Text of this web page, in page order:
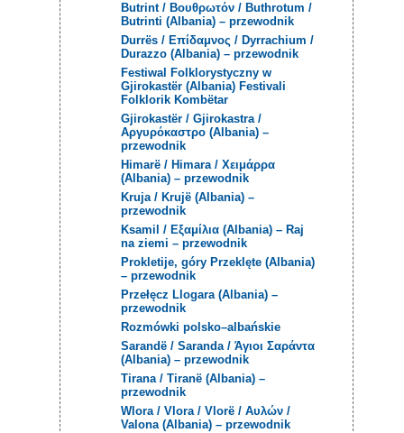
Butrint / Βουθρωτόν / Buthrotum /
Butrinti (Albania) – przewodnik
Durrës / Επίδαμνος / Dyrrachium /
Durazzo (Albania) – przewodnik
Festiwal Folklorystyczny w
Gjirokastër (Albania) Festivali
Folklorik Kombëtar
Gjirokastёr / Gjirokastra /
Αργυρόκαστρο (Albania) –
przewodnik
Himarë / Himara / Χειμάρρα
(Albania) – przewodnik
Kruja / Krujë (Albania) –
przewodnik
Ksamil / Εξαμίλια (Albania) – Raj
na ziemi – przewodnik
Prokletije, góry Przeklęte (Albania)
– przewodnik
Przełęcz Llogara (Albania) –
przewodnik
Rozmówki polsko–albańskie
Sarandë / Saranda / Άγιοι Σαράντα
(Albania) – przewodnik
Tirana / Tiranë (Albania) –
przewodnik
Wlora / Vlora / Vlorë / Αυλών /
Valona (Albania) – przewodnik